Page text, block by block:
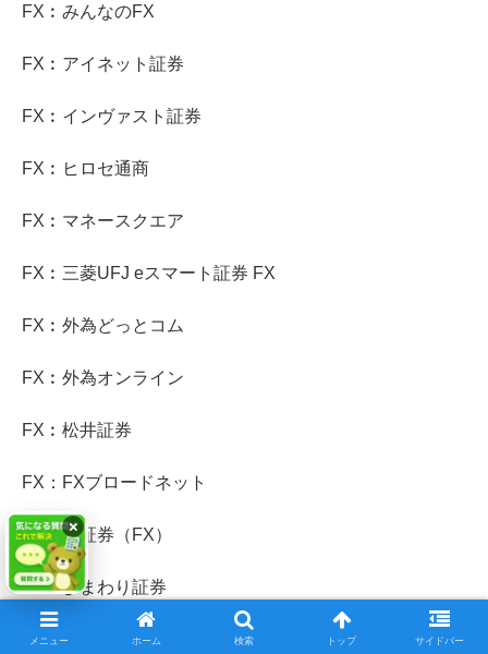
FX︰みんなのFX
FX︰アイネット証券
FX︰インヴァスト証券
FX︰ヒロセ通商
FX︰マネースクエア
FX︰三菱UFJ eスマート証券 FX
FX︰外為どっとコム
FX︰外為オンライン
FX︰松井証券
FX：FXブロードネット
FX：IG証券（FX）
FX：ひまわり証券
FX：セントラル短資FX
メニュー ホーム 検索 トップ サイドバー
×